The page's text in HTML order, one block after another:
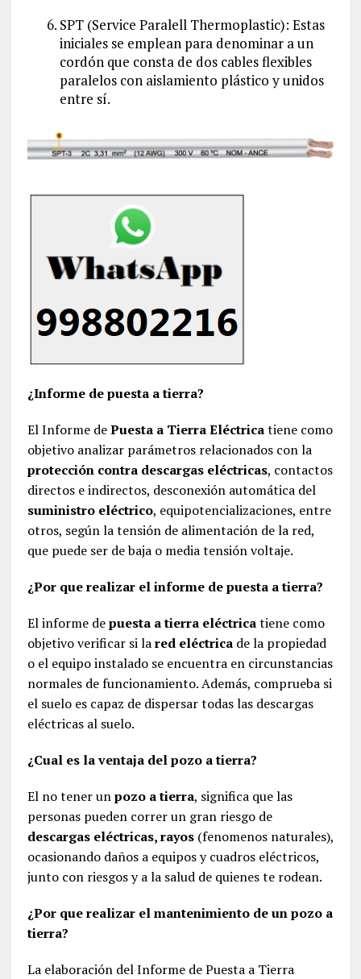
SPT (Service Paralell Thermoplastic): Estas
iniciales se emplean para denominar a un
cordón que consta de dos cables flexibles
paralelos con aislamiento plástico y unidos
entre sí.
¿Informe de puesta a tierra?
El Informe dePuesta a Tierra Eléctricatiene como
objetivo analizar parámetros relacionados con la
protección contra descargas eléctricas, contactos
directos e indirectos, desconexión automática del
suministro eléctrico, equipotencializaciones, entre
otros, según la tensión de alimentación de la red,
que puede ser de baja o media tensión voltaje.
¿Por que realizar el informe de puesta a tierra?
El informe depuesta a tierra eléctricatiene como
objetivo verificar si lared eléctricade la propiedad
o el equipo instalado se encuentra en circunstancias
normales de funcionamiento. Además, comprueba si
el suelo es capaz de dispersar todas las descargas
eléctricas al suelo.
¿Cual es la ventaja del pozo a tierra?
El no tener unpozo a tierra, significa que las
personas pueden correr un gran riesgo de
descargas eléctricas, rayos(fenomenos naturales),
ocasionando daños a equipos y cuadros eléctricos,
junto con riesgos y a la salud de quienes te rodean.
¿Por que realizar el mantenimiento de un pozo a
tierra?
La elaboración del Informe de Puesta a Tierra